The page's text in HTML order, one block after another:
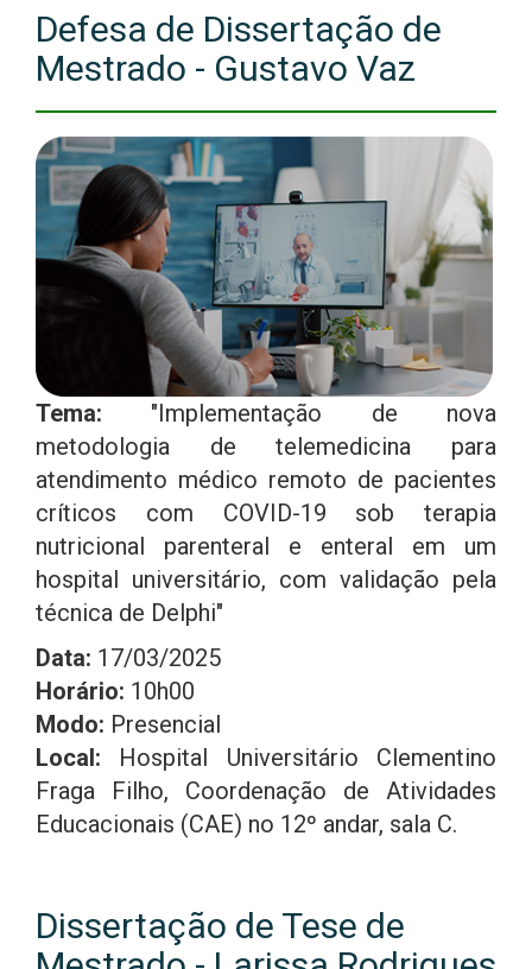
Defesa de Dissertação de
Mestrado - Gustavo Vaz
Tema: "Implementação de nova
metodologia de telemedicina para
atendimento médico remoto de pacientes
críticos com COVID-19 sob terapia
nutricional parenteral e enteral em um
hospital universitário, com validação pela
técnica de Delphi"
Data: 17/03/2025
Horário: 10h00
Modo: Presencial
Local: Hospital Universitário Clementino
Fraga Filho, Coordenação de Atividades
Educacionais (CAE) no 12º andar, sala C.
Dissertação de Tese de